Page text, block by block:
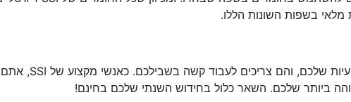
מלאי בשפות השונות הללו.
אתם עובדים קשה בשביל ההסמכות המקצועיות שלכם, והם צריכים לעבוד קשה בשבילכם. כאנשי מקצוע של SSI, אתם
ביותר שלכם. השאר כלול בחידוש השנתי שלכם בחינם!